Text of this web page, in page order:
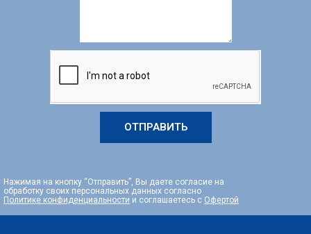
ОТПРАВИТЬ
Нажимая на кнопку “Отправить”, Вы даете согласие на
обработку своих персональных данных согласно
Политике конфиденциальности и соглашаетесь с Офертой